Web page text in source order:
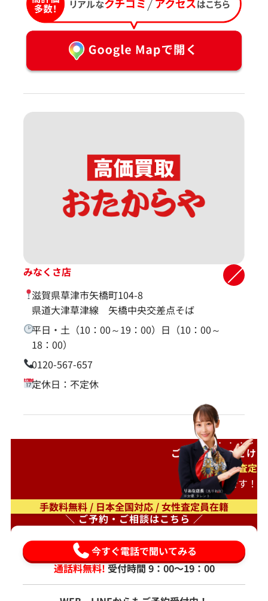
みなくさ店
滋賀県草津市矢橋町104-8
県道大津草津線 矢橋中央交差点そば
平日・土（10：00～19：00）日（10：00～
18：00）
0120-567-657
定休日：不定休
ご自宅で待つだけ
出張査定
もオススメです！
手数料無料 / 日本全国対応 / 女性査定員在籍
＼ ご予約・ご相談はこちら ／
今すぐ電話で聞いてみる
通話料無料! 受付時間 9：00〜19：00